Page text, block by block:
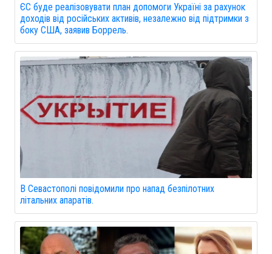
ЄС буде реалізовувати план допомоги Україні за рахунок
доходів від російських активів, незалежно від підтримки з
боку США, заявив Боррель.
В Севастополі повідомили про напад безпілотних
літальних апаратів.